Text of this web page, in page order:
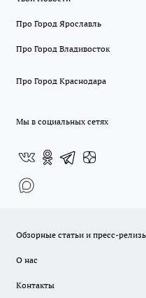
Про Город Ярославль
Про Город Владивосток
Про Город Краснодара
Мы в социальных сетях
Обзорные статьи и пресс-
О нас
Контакты